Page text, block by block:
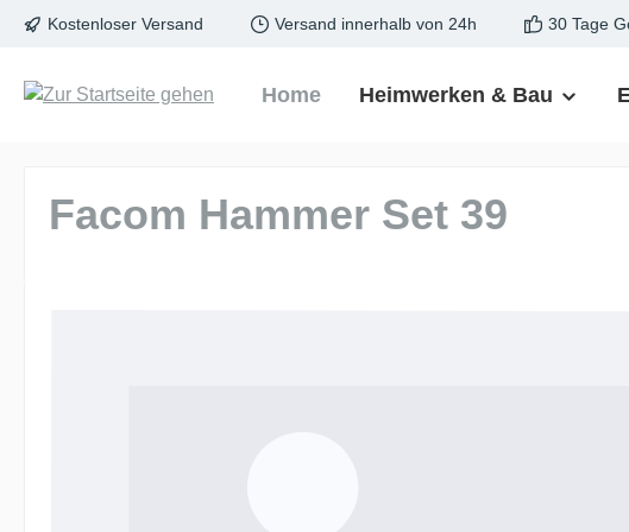
Zur Hauptnavigation springen
Kostenloser Versand Versand innerhalb von 24h 30 Tage
Home Heimwerken & Bau
Facom Hammer Set 39